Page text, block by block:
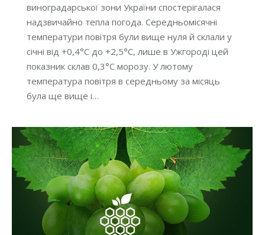
виноградарської зони України спостерігалася
надзвичайно тепла погода. Середньомісячні
температури повітря були вище нуля й склали у
січні від +0,4°С до +2,5°С, лише в Ужгороді цей
показник склав 0,3°С морозу. У лютому
температура повітря в середньому за місяць
була ще вище і…